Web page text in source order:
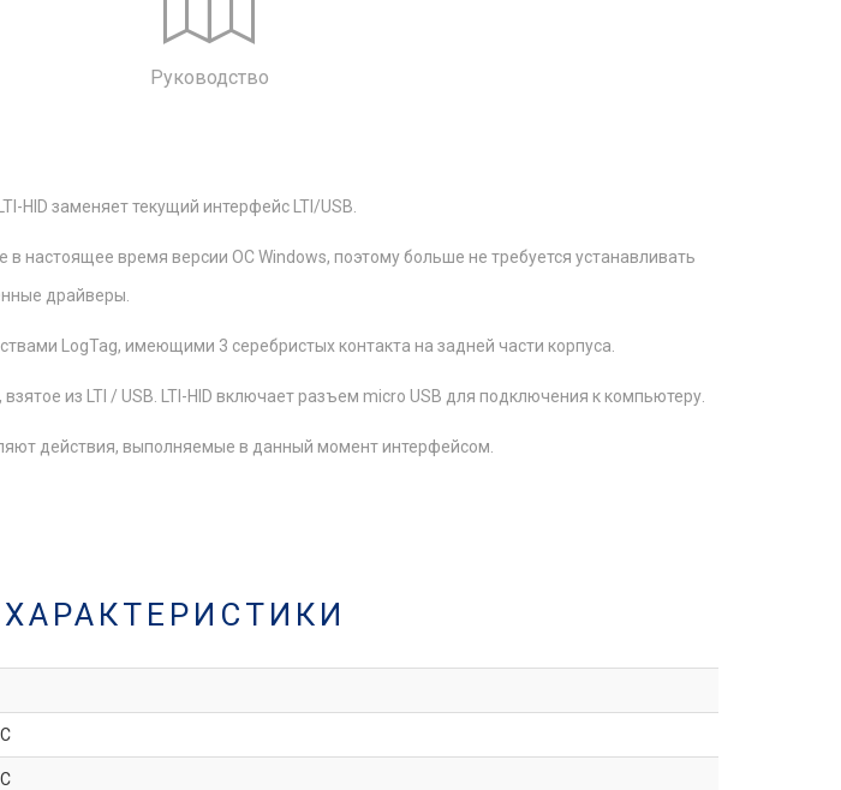
Руководство
HID заменяет текущий интерфейс LTI/USB.
настоящее время версии ОС Windows, поэтому больше не требуется устанавливать
драйверы.
LogTag, имеющими 3 серебристых контакта на задней части корпуса.
из LTI / USB. LTI-HID включает разъем micro USB для подключения к компьютеру.
действия, выполняемые в данный момент интерфейсом.